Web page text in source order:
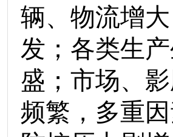
辆、物流增
发；各类生
盛；市场、
频繁，多重